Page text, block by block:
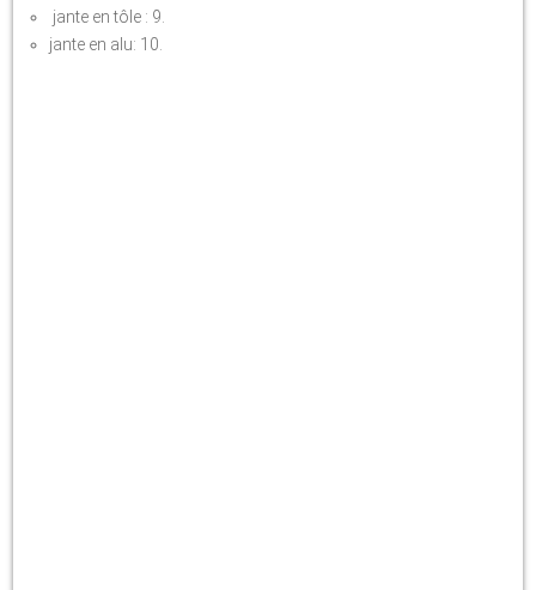
jante en tôle : 9.
jante en alu: 10.